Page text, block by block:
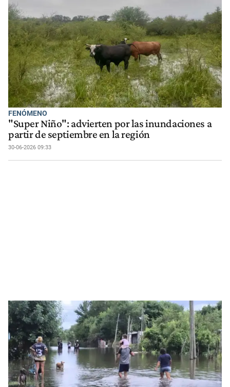
FENÓMENO
"Super Niño": advierten por las inundaciones a
partir de septiembre en la región
30-06-2026 09:33